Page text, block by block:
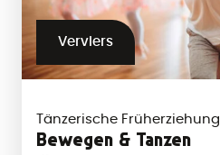
Verviers
Tänzerische Früherziehung
Bewegen & Tanzen